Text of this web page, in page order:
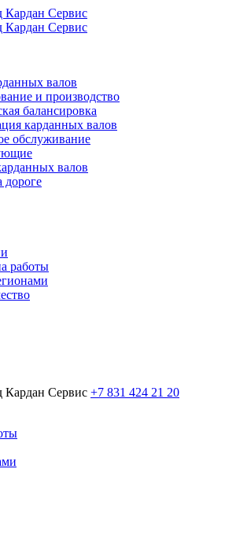
валов
и производство
балансировка
карданных валов
обслуживание
валов
работы
+7 831 424 21 20